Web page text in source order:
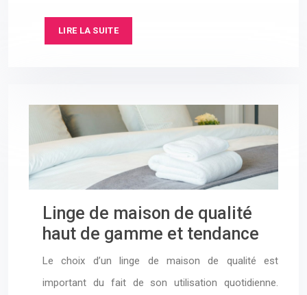
LIRE LA SUITE
Linge de maison de qualité
haut de gamme et tendance
Le choix d’un linge de maison de qualité est
important du fait de son utilisation quotidienne.